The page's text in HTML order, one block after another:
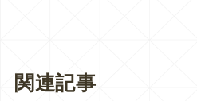
関連記事